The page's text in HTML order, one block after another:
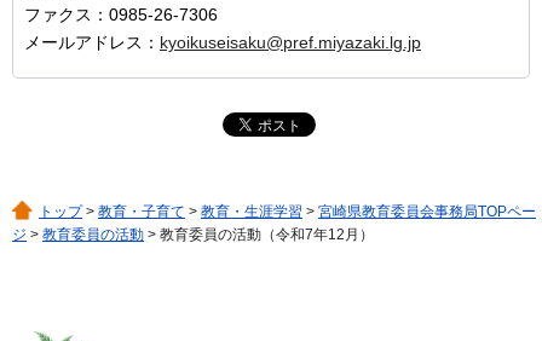
ファクス：0985-26-7306
メールアドレス： kyoikuseisaku@pref.miyazaki.lg.jp
トップ> 教育・子育て > 教育・生涯学習 > 宮崎県教育委員会事務局TOPペー
ジ > 教育委員の活動 > 教育委員の活動（令和7年12月）